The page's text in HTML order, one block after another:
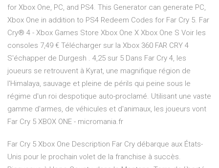
for Xbox One, PC, and PS4. This Generator can generate PC,
Xbox One in addition to PS4 Redeem Codes for Far Cry 5. Far
Cry® 4 - Xbox Games Store Xbox One X Xbox One S Voir les
consoles 7,49 € Télécharger sur la Xbox 360 FAR CRY 4
S'échapper de Durgesh . 4,25 sur 5 Dans Far Cry 4, les
joueurs se retrouvent à Kyrat, une magnifique région de
l'Himalaya, sauvage et pleine de périls qui peine sous le
régime d'un roi despotique auto-proclamé. Utilisant une vaste
gamme d'armes, de véhicules et d'animaux, les joueurs vont
Far Cry 5 XBOX ONE - micromania.fr
Far Cry 5 Xbox One Description Far Cry débarque aux États-
Unis pour le prochain volet de la franchise à succès.